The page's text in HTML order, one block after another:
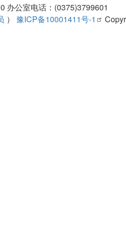
办公室电话：(0375)3799601
） 豫ICP备10001411号-1